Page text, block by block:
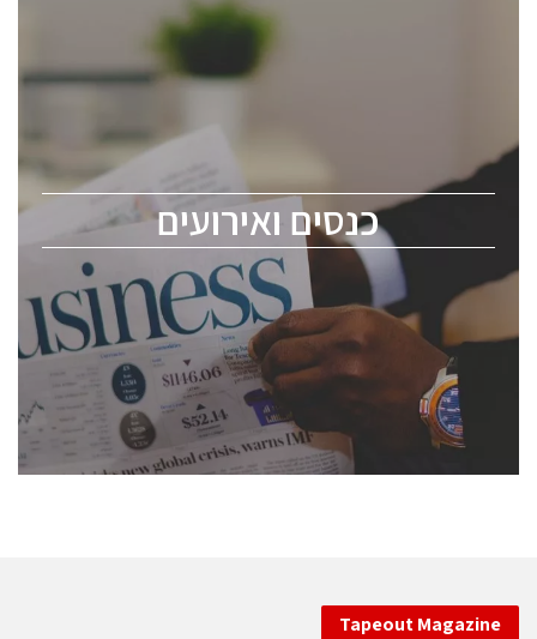
כנסים ואירועים
כנסים ואירועים
לכל העוסקים בתעשיית הסמיקונדקטור כולל מהנדסים,
ChipEx2026 will be held on May 12-13, 2026. The
conference is intended for everyone involved in the
semiconductor industry, including engineers,
professional experts, and senior executives.
לחץ לפרטים
Tapeout Magazine